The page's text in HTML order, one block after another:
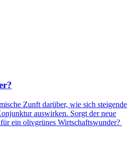
Zunft darüber, wie sich steigende
auswirken. Sorgt der neue
ein olivgrünes Wirtschaftswunder?